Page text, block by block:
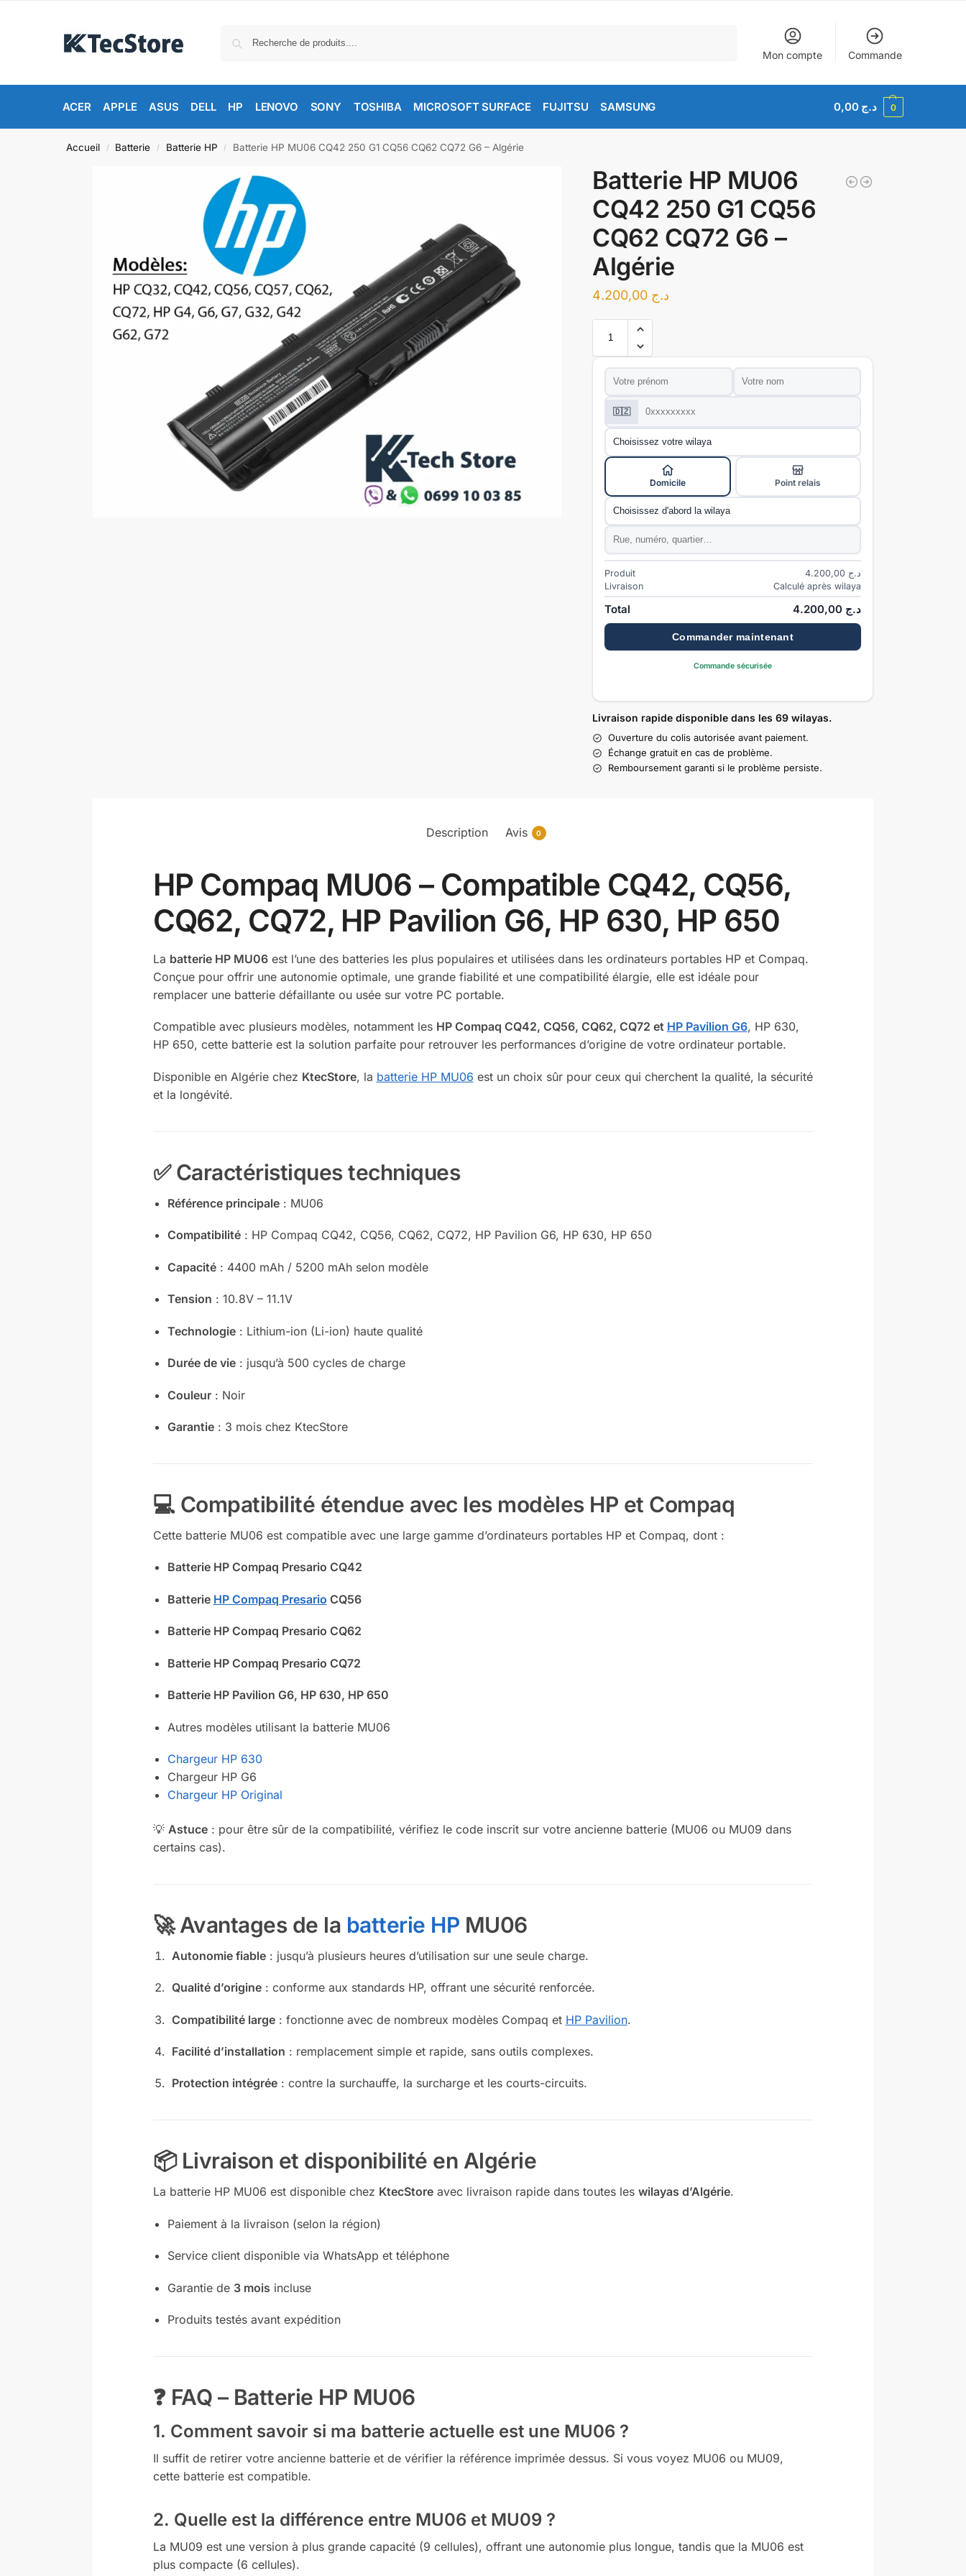
Mon compte Commande
ACER APPLE ASUS DELL HP LENOVO SONY TOSHIBA MICROSOFT SURFACE FUJITSU SAMSUNG د.ج 0,00 0
Accueil / Batterie / Batterie HP / Batterie HP MU06 CQ42 250 G1 CQ56 CQ62 CQ72 G6 – Algérie
Batterie HP MU06
CQ42 250 G1 CQ56
CQ62 CQ72 G6 –
Algérie
د.ج
Prénom Nom
Téléphone
🇩🇿
Wilaya*
Mode de livraison*
Domicile
Point relais
Commune*
Adresse
Produit د.ج
Livraison
Calculé après wilaya
Total د.ج
Commander maintenant
Commande sécurisée
Livraison rapide disponible dans les 69 wilayas.
Ouverture du colis autorisée avant paiement.
Échange gratuit en cas de problème.
Remboursement garanti si le problème persiste.
Description Avis 0
HP Compaq MU06 – Compatible CQ42, CQ56,
CQ62, CQ72, HP Pavilion G6, HP 630, HP 650
La batterie HP MU06est l’une des batteries les plus populaires et utilisées dans les ordinateurs portables HP et Compaq.
Conçue pour offrir une autonomie optimale, une grande fiabilité et une compatibilité élargie, elle est idéale pour
remplacer une batterie défaillante ou usée sur votre PC portable.
Compatible avec plusieurs modèles, notamment les HP Compaq CQ42, CQ56, CQ62, CQ72 et HP Pavilion G6, HP 630,
HP 650, cette batterie est la solution parfaite pour retrouver les performances d’origine de votre ordinateur portable.
Disponible en Algérie chez KtecStore, la batterie HP MU06 est un choix sûr pour ceux qui cherchent la qualité, la sécurité
et la longévité.
✅ Caractéristiques techniques
Référence principale: MU06
Compatibilité: HP Compaq CQ42, CQ56, CQ62, CQ72, HP Pavilion G6, HP 630, HP 650
Capacité: 4400 mAh / 5200 mAh selon modèle
Tension : 10.8V – 11.1V
Technologie: Lithium-ion (Li-ion) haute qualité
Durée de vie: jusqu’à 500 cycles de charge
Couleur: Noir
Garantie: 3 mois chez KtecStore
💻 Compatibilité étendue avec les modèles HP et Compaq
Cette batterie MU06 est compatible avec une large gamme d’ordinateurs portables HP et Compaq, dont :
Batterie HP Compaq Presario CQ42
Batterie HP Compaq Presario CQ56
Batterie HP Compaq Presario CQ62
Batterie HP Compaq Presario CQ72
Batterie HP Pavilion G6, HP 630, HP 650
Autres modèles utilisant la batterie MU06
Chargeur HP 630
Chargeur HP G6
Chargeur HP Original
💡 Astuce: pour être sûr de la compatibilité, vérifiez le code inscrit sur votre ancienne batterie (MU06 ou MU09 dans
certains cas).
🚀 Avantages de la batterie HP MU06
Autonomie fiable: jusqu’à plusieurs heures d’utilisation sur une seule charge.
Qualité d’origine: conforme aux standards HP, offrant une sécurité renforcée.
Compatibilité large: fonctionne avec de nombreux modèles Compaq et HP Pavilion.
Facilité d’installation : remplacement simple et rapide, sans outils complexes.
Protection intégrée: contre la surchauffe, la surcharge et les courts-circuits.
📦 Livraison et disponibilité en Algérie
La batterie HP MU06 est disponible chez KtecStoreavec livraison rapide dans toutes les wilayas d’Algérie.
Paiement à la livraison (selon la région)
Service client disponible via WhatsApp et téléphone
Garantie de 3 mois incluse
Produits testés avant expédition
❓ FAQ – Batterie HP MU06
1. Comment savoir si ma batterie actuelle est une MU06 ?
Il suffit de retirer votre ancienne batterie et de vérifier la référence imprimée dessus. Si vous voyez MU06 ou MU09,
cette batterie est compatible.
2. Quelle est la différence entre MU06 et MU09 ?
La MU09 est une version à plus grande capacité (9 cellules), offrant une autonomie plus longue, tandis que la MU06 est
plus compacte (6 cellules).